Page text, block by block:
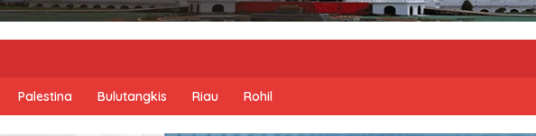
Palestina Bulutangkis Riau Rohil